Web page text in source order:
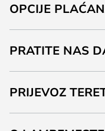
OPCIJE
PRATITE NAS
PRIJEVOZ